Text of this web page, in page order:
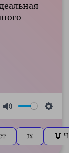
Mute
1x 📖